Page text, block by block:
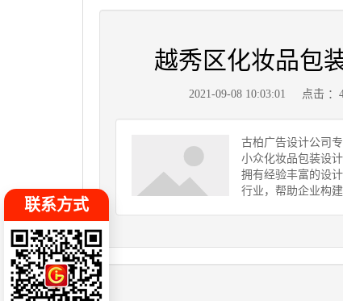
越秀区化妆品包
2021-09-08 10:03:01 点击 ：
古柏广告设计公司
小众化妆品包装设
拥有经验丰富的设
行业，帮助企业构建
联系方式